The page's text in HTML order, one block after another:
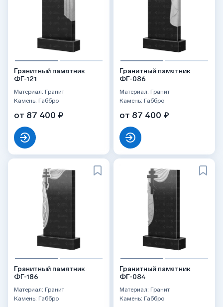
Гранитный памятник
ФГ-121
Материал: Гранит
Камень: Габбро
от 87 400 ₽
Гранитный памятник
ФГ-086
Материал: Гранит
Камень: Габбро
от 87 400 ₽
Гранитный памятник
ФГ-186
Материал: Гранит
Камень: Габбро
Гранитный памятник
ФГ-084
Материал: Гранит
Камень: Габбро